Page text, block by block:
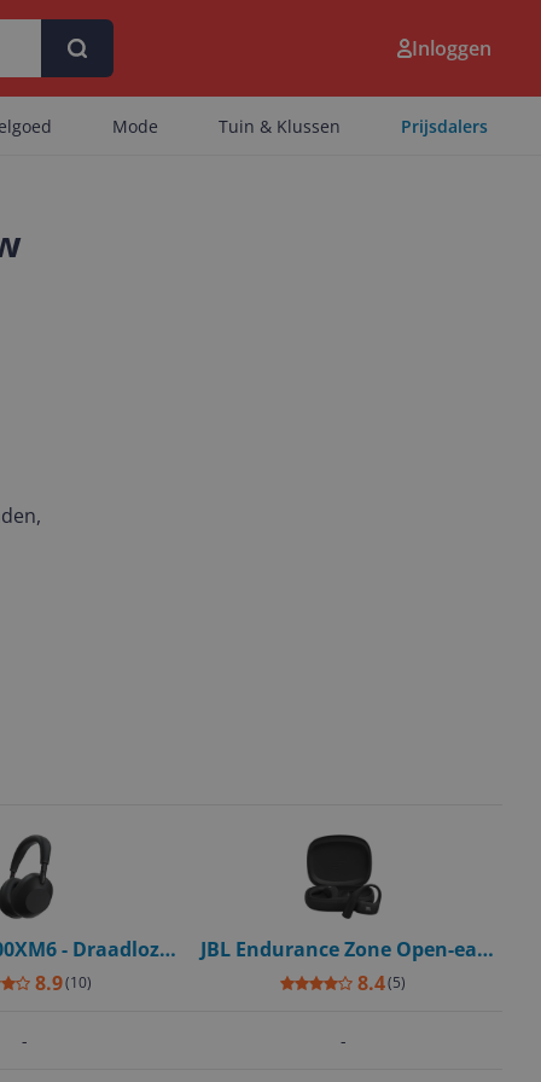
Inloggen
Mode Tuin & Klussen Prijsdalers
- Draadloze
met Noise
8.9(10)
-
JBL Endurance Zone Open-ear
Sport Bluetooth Headset -
8.4(5)
-